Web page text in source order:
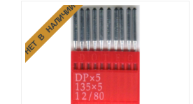
НЕТ В НАЛИЧИИ